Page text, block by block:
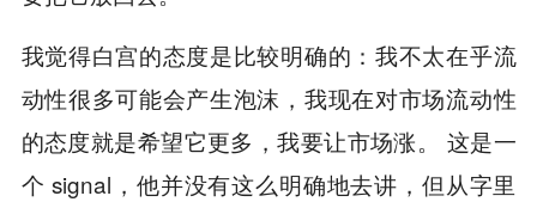
我觉得白宫的态度是比较明确的： 我不太在乎流
动性很多可能会产生泡沫，我现在对市场流动性
的态度就是希望它更多，我要让市场涨。
这是一
个 signal，他并没有这么明确地去讲，但从字里